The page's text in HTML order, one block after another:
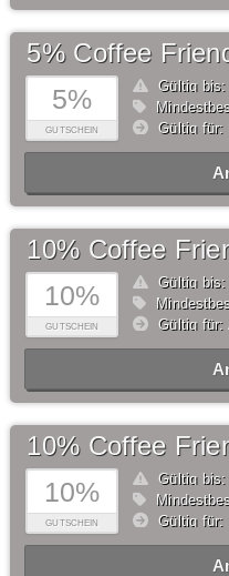
5%
GUTSCHEIN
5% Coffee
Gültig bis:
Gültig für:
10%
GUTSCHEIN
10% Coffee
Gültig bis:
Gültig für:
10%
GUTSCHEIN
10% Coffee
Gültig bis:
Gültig für: